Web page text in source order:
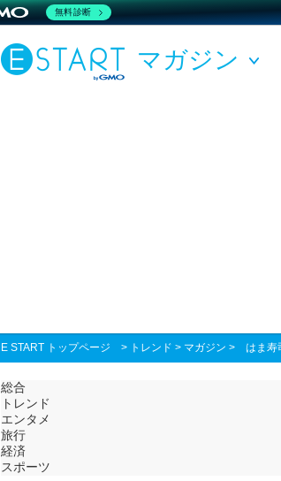
マガジン
E START トップページ > トレンド > マガジン > はま寿
総合
トレンド
エンタメ
旅行
経済
スポーツ
無料診断